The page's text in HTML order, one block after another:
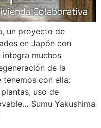
un proyecto de
en Japón con
integra muchos
de la
con ella:
uso de
Sumu Yakushima